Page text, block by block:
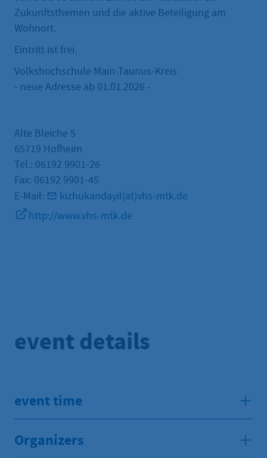
Zukunftsthemen und die aktive Beteiligung am
Wohnort.
Eintritt ist frei.
Volkshochschule Main-Taunus-Kreis
- neue Adresse ab 01.01.2026 -
Alte Bleiche 5
65719 Hofheim
Tel.: 06192 9901-26
Fax: 06192 9901-45
E-Mail:
kizhukandayil(at)vhs-mtk.de
http://www.vhs-mtk.de
event details
event time
Organizers